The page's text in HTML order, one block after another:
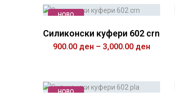
НОВО
Силиконски куфери 602 crn
900.00 ден – 3,000.00 ден
НОВО